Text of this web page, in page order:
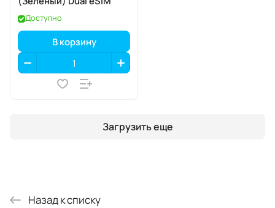
Доступно
В корзину
Загрузить еще
Назад к списку